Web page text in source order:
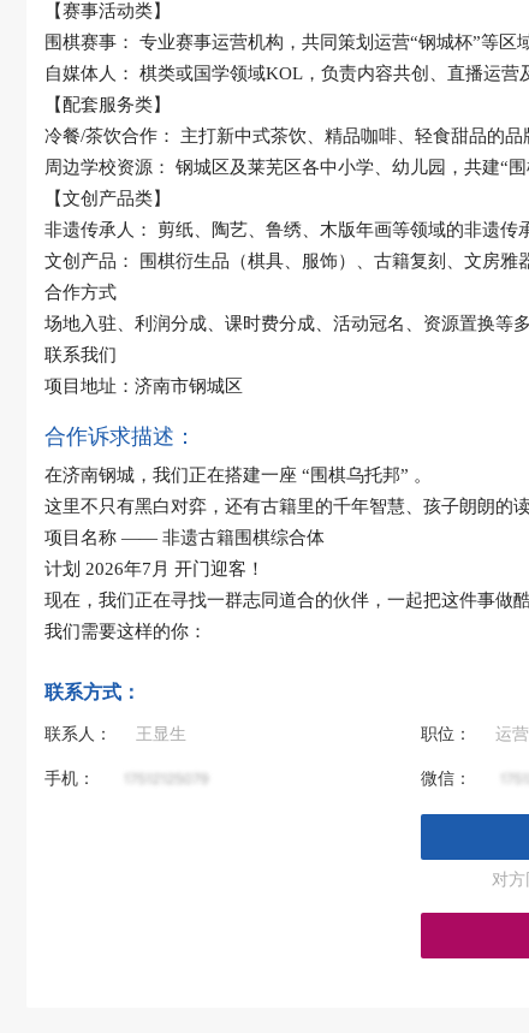
【赛事活动类】
围棋赛事：
专业赛事运营机构，共同策划运营“钢城杯”等区
自媒体人：
棋类或国学领域KOL，负责内容共创、直播运营
【配套服务类】
冷餐/茶饮合作：
主打新中式茶饮、精品咖啡、轻食甜品的品
周边学校资源：
钢城区及莱芜区各中小学、幼儿园，共建“
【文创产品类】
非遗传承人：
剪纸、陶艺、鲁绣、木版年画等领域的非遗传
文创产品：
围棋衍生品（棋具、服饰）、古籍复刻、文房雅
合作方式
场地入驻、利润分成、课时费分成、活动冠名、资源置换等多
联系我们
项目地址：济南市钢城区
合作诉求描述：
在济南钢城，我们正在搭建一座 “围棋乌托邦” 。
这里不只有黑白对弈，还有古籍里的千年智慧 孩子朗朗的
项目名称 —— 非遗古籍围棋综合体
计划 2026年7月 开门迎客！
现在，我们正在寻找一群志同道合的伙伴 ，一起把这件事做酷
我们需要这样的你：
联系方式：
联系人： 王显生 职位： 运营
手机： 微信：
对方